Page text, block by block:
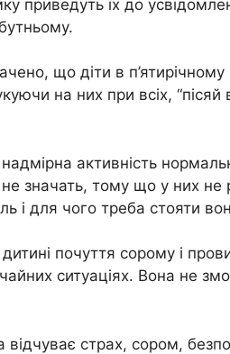
приведуть їх до
що діти в п’ятирічному
на них при всіх, “пісяй
активність
значать, тому що у них не
і для чого треба стояти
почуття сорому і
ситуаціях. Вона не
страх, сором,